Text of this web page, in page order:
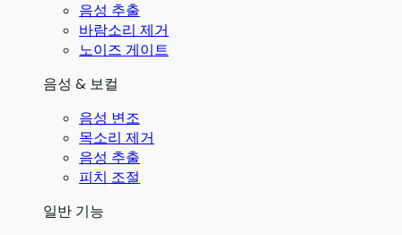
음성 추출
바람소리 제거
노이즈 게이트
음성 & 보컬
음성 변조
목소리 제거
음성 추출
피치 조절
일반 기능